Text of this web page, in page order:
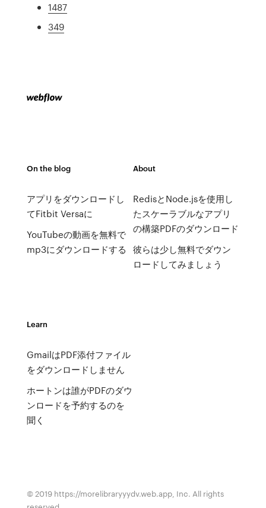
1487
349
On the blog
アプリをダウンロードし
てFitbit Versaに
YouTubeの動画を無料で
mp3にダウンロードする
About
RedisとNode.jsを使用し
たスケーラブルなアプリ
の構築PDFのダウンロード
彼らは少し無料でダウン
ロードしてみましょう
Learn
GmailはPDF添付ファイル
をダウンロードしません
ホートンは誰がPDFのダウ
ンロードを予約するのを
聞く
© 2019 https://morelibraryyydv.web.app, Inc. All rights